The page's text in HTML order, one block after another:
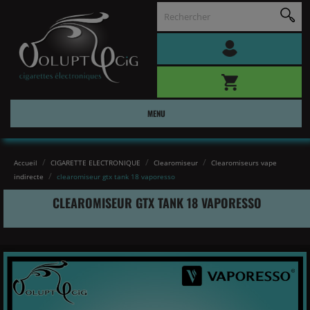
MENU
Accueil CIGARETTE ELECTRONIQUE Clearomiseur
Clearomiseurs vape
indirecte
clearomiseur gtx tank 18 vaporesso
CLEAROMISEUR GTX TANK 18 VAPORESSO